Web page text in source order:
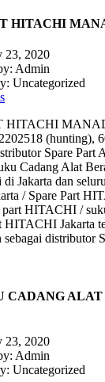
HITACHI
23, 2020
Admin
Uncategorized
HITACHI
(hunting),
Spare Part
Cadang Alat
di Jakarta dan
/ Spare Part
part HITACHI /
HITACHI Jakarta
sebagai distributor
CADANG
23, 2020
Admin
Uncategorized